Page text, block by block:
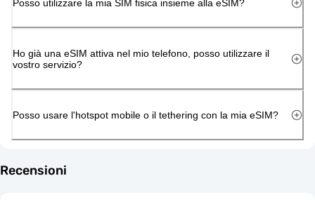
Posso utilizzare la mia SIM fisica insieme alla eSIM?
Ho già una eSIM attiva nel mio telefono, posso utilizzare il
vostro servizio?
Posso usare l'hotspot mobile o il tethering con la mia eSIM?
Recensioni